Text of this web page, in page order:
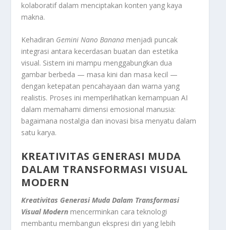
kolaboratif dalam menciptakan konten yang kaya
makna.
Kehadiran Gemini Nano Banana menjadi puncak
integrasi antara kecerdasan buatan dan estetika
visual. Sistem ini mampu menggabungkan dua
gambar berbeda — masa kini dan masa kecil —
dengan ketepatan pencahayaan dan warna yang
realistis. Proses ini memperlihatkan kemampuan AI
dalam memahami dimensi emosional manusia:
bagaimana nostalgia dan inovasi bisa menyatu dalam
satu karya.
KREATIVITAS GENERASI MUDA
DALAM TRANSFORMASI VISUAL
MODERN
Kreativitas Generasi Muda Dalam Transformasi
Visual Modern mencerminkan cara teknologi
membantu membangun ekspresi diri yang lebih